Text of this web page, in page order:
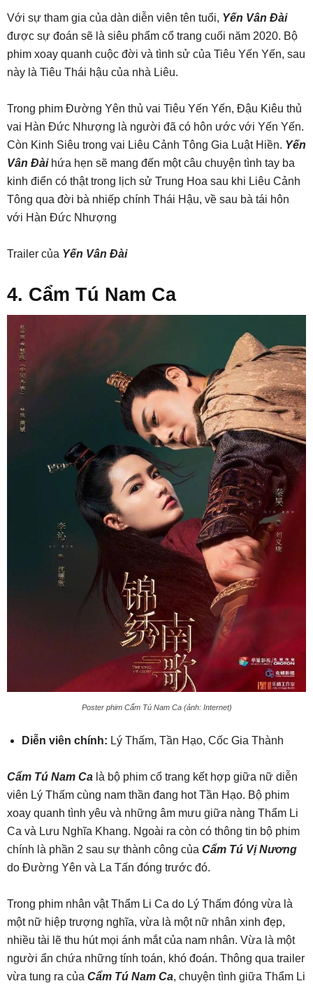
Với sự tham gia của dàn diễn viên tên tuổi, Yến Vân Đài
được sự đoán sẽ là siêu phẩm cổ trang cuối năm 2020. Bộ
phim xoay quanh cuộc đời và tình sử của Tiêu Yến Yến, sau
này là Tiêu Thái hậu của nhà Liêu.
Trong phim Đường Yên thủ vai Tiêu Yến Yến, Đậu Kiêu thủ
vai Hàn Đức Nhượng là người đã có hôn ước với Yến Yến.
Còn Kinh Siêu trong vai Liêu Cảnh Tông Gia Luật Hiền. Yến
Vân Đàihứa hẹn sẽ mang đến một câu chuyện tình tay ba
kinh điển có thật trong lịch sử Trung Hoa sau khi Liêu Cảnh
Tông qua đời bà nhiếp chính Thái Hậu, về sau bà tái hôn
với Hàn Đức Nhượng
Trailer của Yến Vân Đài
4. Cẩm Tú Nam Ca
Poster phim Cẩm Tú Nam Ca (ảnh: Internet)
Diễn viên chính: Lý Thấm, Tần Hạo, Cốc Gia Thành
Cẩm Tú Nam Ca là bộ phim cổ trang kết hợp giữa nữ diễn
viên Lý Thấm cùng nam thần đang hot Tần Hạo. Bộ phim
xoay quanh tình yêu và những âm mưu giữa nàng Thẩm Li
Ca và Lưu Nghĩa Khang. Ngoài ra còn có thông tin bộ phim
chính là phần 2 sau sự thành công của Cẩm Tú Vị Nương
do Đường Yên và La Tấn đóng trước đó.
Trong phim nhân vật Thẩm Li Ca do Lý Thấm đóng vừa là
một nữ hiệp trượng nghĩa, vừa là một nữ nhân xinh đẹp,
nhiều tài lẽ thu hút mọi ánh mắt của nam nhân. Vừa là một
người ẩn chứa những tính toán, khó đoán. Thông qua trailer
vừa tung ra của Cẩm Tú Nam Ca, chuyện tình giữa Thẩm Li